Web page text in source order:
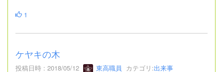
1
ケヤキの木
投稿日時 : 2018/05/12 東高職員 カテゴリ:出来事